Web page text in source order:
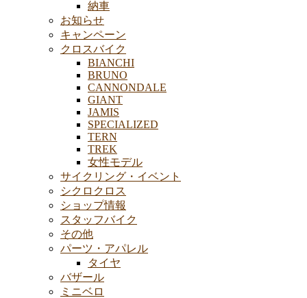
納車
お知らせ
キャンペーン
クロスバイク
BIANCHI
BRUNO
CANNONDALE
GIANT
JAMIS
SPECIALIZED
TERN
TREK
女性モデル
サイクリング・イベント
シクロクロス
ショップ情報
スタッフバイク
その他
パーツ・アパレル
タイヤ
バザール
ミニベロ